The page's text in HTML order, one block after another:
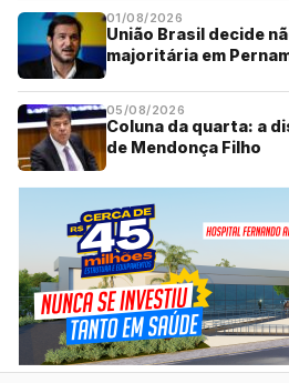
01/08/2026
União Brasil decide
majoritária em
05/08/2026
Coluna da quarta: a
de Mendonça Filho